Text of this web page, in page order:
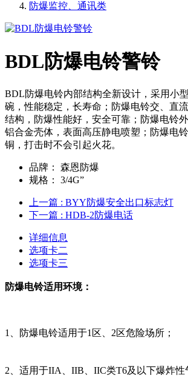
防爆监控、通讯类
BDL防爆电铃警铃
BDL防爆电铃内部结构全新设计，采用小
碗，性能稳定，长寿命；防爆电铃交、直
结构，防爆性能好，安全可靠；防爆电铃
铝合金壳体，表面高压静电喷塑；防爆电
铜，打击时不会引起火花。
品牌：
森恩防爆
规格：
3/4G”
上一篇 : BYY防爆安全出口标志灯
下一篇 : HDB-2防爆电话
详细信息
选项卡二
选项卡三
防爆电铃适用环境：
1、防爆电铃适用于1区、2区危险场所；
2、适用于IIA、IIB、IIC类T6及以下爆炸性